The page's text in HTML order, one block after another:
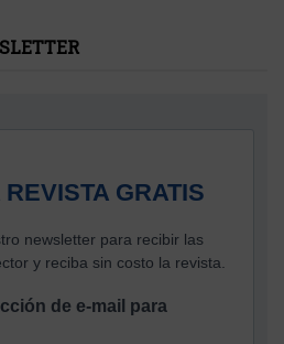
GRATIS
newsletter para recibir las
y reciba sin costo la revista.
de e-mail para